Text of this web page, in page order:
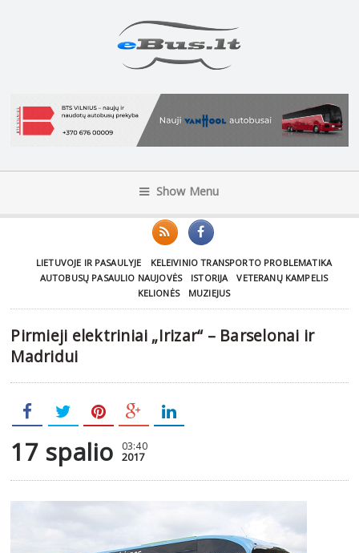
Show Menu
LIETUVOJE IR PASAULYJE
KELEIVINIO TRANSPORTO PROBLEMATIKA
AUTOBUSŲ PASAULIO NAUJOVĖS
ISTORIJA
VETERANŲ KAMPELIS
KELIONĖS
MUZIEJUS
Pirmieji elektriniai „Irizar“ – Barselonai ir
Madridui
17 spalio 03:40
2017